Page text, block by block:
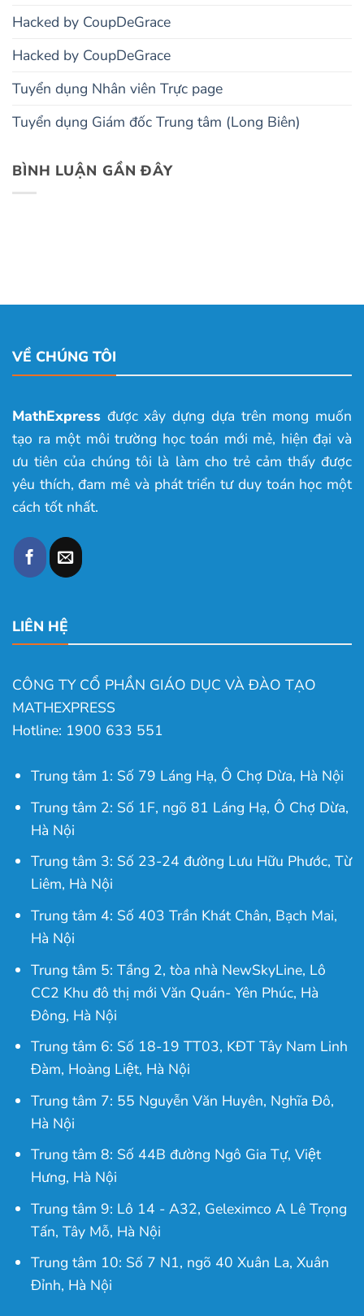
Hacked by CoupDeGrace
Hacked by CoupDeGrace
Tuyển dụng Nhân viên Trực page
Tuyển dụng Giám đốc Trung tâm (Long Biên)
BÌNH LUẬN GẦN ĐÂY
VỀ CHÚNG TÔI
MathExpress được xây dựng dựa trên mong muốn
tạo ra một môi trường học toán mới mẻ, hiện đại và
ưu tiên của chúng tôi là làm cho trẻ cảm thấy được
yêu thích, đam mê và phát triển tư duy toán học một
cách tốt nhất.
LIÊN HỆ
CÔNG TY CỔ PHẦN GIÁO DỤC VÀ ĐÀO TẠO
MATHEXPRESS
Hotline: 1900 633 551
Trung tâm 1: Số 79 Láng Hạ, Ô Chợ Dừa, Hà Nội
Trung tâm 2: Số 1F, ngõ 81 Láng Hạ, Ô Chợ Dừa,
Hà Nội
Trung tâm 3: Số 23-24 đường Lưu Hữu Phước, Từ
Liêm, Hà Nội
Trung tâm 4: Số 403 Trần Khát Chân, Bạch Mai,
Hà Nội
Trung tâm 5: Tầng 2, tòa nhà NewSkyLine, Lô
CC2 Khu đô thị mới Văn Quán- Yên Phúc, Hà
Đông, Hà Nội
Trung tâm 6: Số 18-19 TT03, KĐT Tây Nam Linh
Đàm, Hoàng Liệt, Hà Nội
Trung tâm 7: 55 Nguyễn Văn Huyên, Nghĩa Đô,
Hà Nội
Trung tâm 8: Số 44B đường Ngô Gia Tự, Việt
Hưng, Hà Nội
Trung tâm 9: Lô 14 - A32, Geleximco A Lê Trọng
Tấn, Tây Mỗ, Hà Nội
Trung tâm 10: Số 7 N1, ngõ 40 Xuân La, Xuân
Đỉnh, Hà Nội